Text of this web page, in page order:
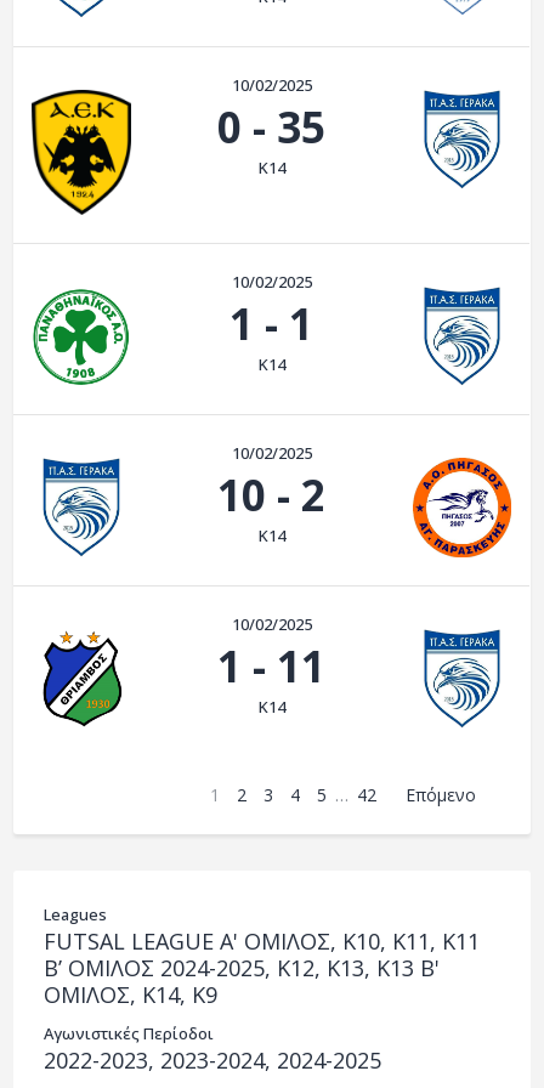
10/02/2025
0 - 35
K14
10/02/2025
1 - 1
K14
10/02/2025
10 - 2
K14
10/02/2025
1 - 11
K14
1 2 3 4 5 … 42 Επόμενο
Leagues
FUTSAL LEAGUE A' ΟΜΙΛΟΣ, K10, K11, K11
Β’ ΟΜΙΛΟΣ 2024-2025, K12, K13, Κ13 Β'
ΟΜΙΛΟΣ, K14, K9
Αγωνιστικές Περίοδοι
2022-2023, 2023-2024, 2024-2025